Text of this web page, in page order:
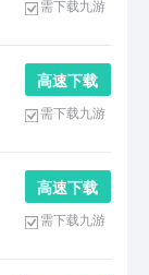
需下载九游
高 速 下 载
需下载九游
高 速 下 载
需下载九游